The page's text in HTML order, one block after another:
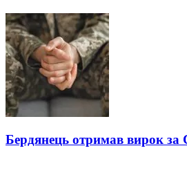
Бердянець отримав вирок за